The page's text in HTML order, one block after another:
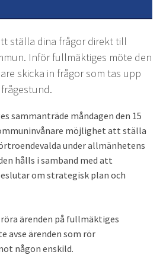
ställa dina frågor direkt till
Inför fullmäktiges möte den
skicka in frågor som tas upp
sammanträde måndagen den 15
möjlighet att ställa
under allmänhetens
hålls i samband med att
om strategisk plan och
ärenden på fullmäktiges
avse ärenden som rör
någon enskild.